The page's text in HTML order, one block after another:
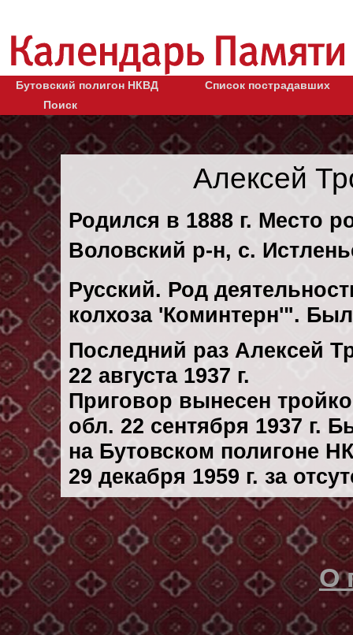
Бутовский полигон НКВД
Список пострадавших
Поиск
Алексей
Родился в 1888 г. Место
Воловский р-н, с.
Русский. Род
колхоза 'Коминтерн'".
Последний раз Алексей
22 августа 1937 г.
Приговор вынесен
обл. 22 сентября 1937 г.
на Бутовском полигоне
29 декaбря 1959 г. за
О